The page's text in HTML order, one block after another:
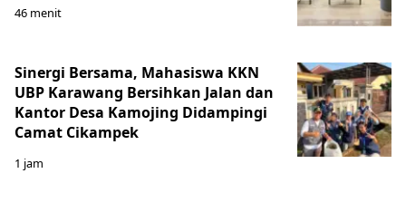
46 menit
Sinergi Bersama, Mahasiswa KKN
UBP Karawang Bersihkan Jalan dan
Kantor Desa Kamojing Didampingi
Camat Cikampek
1 jam